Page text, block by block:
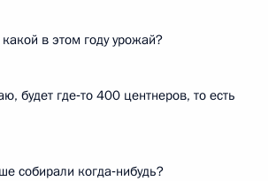
в этом году урожай?
будет где‑то 400 центнеров, то есть
собирали когда‑нибудь?